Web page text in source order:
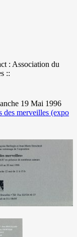
: Association du
::
19 Mai 1996
des merveilles (expo